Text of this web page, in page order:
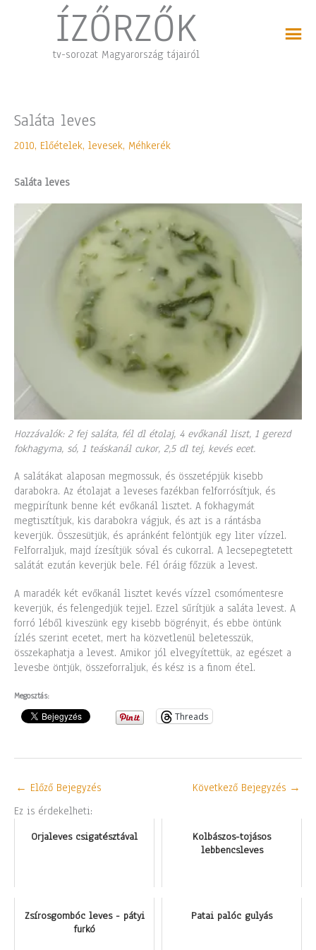
ÍZŐRZŐK
tv-sorozat Magyarország tájairól
Saláta leves
2010, Előételek, levesek, Méhkerék
Saláta leves
Hozzávalók: 2 fej saláta, fél dl étolaj, 4 evőkanál liszt, 1 gerezd
fokhagyma, só, 1 teáskanál cukor, 2,5 dl tej, kevés ecet.
A salátákat alaposan megmossuk, és összetépjük kisebb
darabokra. Az étolajat a leveses fazékban felforrósítjuk, és
megpirítunk benne két evőkanál lisztet. A fokhagymát
megtisztítjuk, kis darabokra vágjuk, és azt is a rántásba
keverjük. Összesütjük, és apránként felöntjük egy liter vízzel.
Felforraljuk, majd ízesítjük sóval és cukorral. A lecsepegtetett
salátát ezután keverjük bele. Fél óráig főzzük a levest.
A maradék két evőkanál lisztet kevés vízzel csomómentesre
keverjük, és felengedjük tejjel. Ezzel sűrítjük a saláta levest. A
forró léből kiveszünk egy kisebb bögrényit, és ebbe öntünk
ízlés szerint ecetet, mert ha közvetlenül beletesszük,
összekaphatja a levest. Amikor jól elvegyítettük, az egészet a
levesbe öntjük, összeforraljuk, és kész is a finom étel.
Megosztás:
Threads
← Előző Bejegyzés Következő Bejegyzés →
Ez is érdekelheti:
Orjaleves csigatésztával
Kolbászos-tojásos
lebbencsleves
Zsírosgombóc leves - pátyi
furkó
Patai palóc gulyás